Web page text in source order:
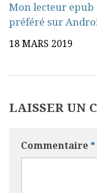
Mon lecteur epub
préféré sur
18 MARS 2019
LAISSER UN
Commentaire *